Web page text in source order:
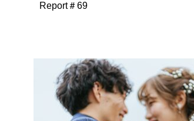
Report＃69